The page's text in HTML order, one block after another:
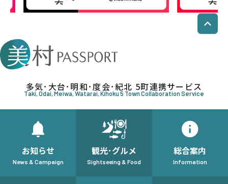
多気･大台･明和･度会･紀北 5町連携サービス
Taki, Odai, Meiwa, Watarai, Kihoku 5 Town Collaboration Service
お知らせ
News & Campaign
観光･グルメ
Sightseeing & Food
総合案内
Information